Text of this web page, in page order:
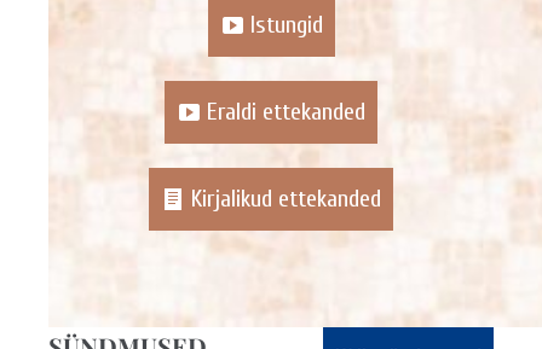
Istungid
Eraldi ettekanded
Kirjalikud ettekanded